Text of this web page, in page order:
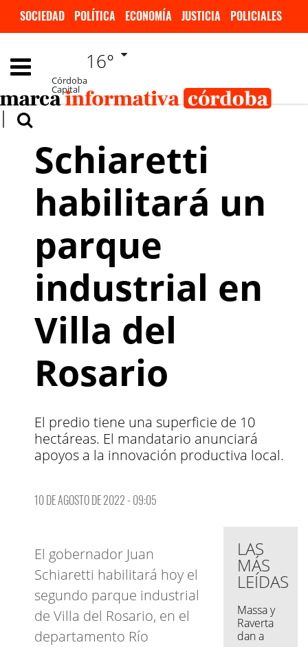
SOCIEDAD POLÍTICA ECONOMÍA JUSTICIA
POLICIALES
16°
Córdoba
Capital
Schiaretti
habilitará un
parque
industrial en
Villa del
Rosario
El predio tiene una superficie de 10
hectáreas. El mandatario anunciará
apoyos a la innovación productiva local.
10 DE AGOSTO DE 2022 - 09:05
El gobernador Juan
Schiaretti habilitará hoy el
segundo parque industrial
de Villa del Rosario, en el
departamento Río
LAS
MÁS
LEÍDAS
Massa y
Raverta
dan a